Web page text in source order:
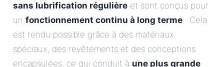
sans lubrification régulière et sont conçus pour
un fonctionnement continu à long terme . Cela
est rendu possible grâce à des matériaux
spéciaux, des revêtements et des conceptions
encapsulées, ce qui conduit à une plus grande